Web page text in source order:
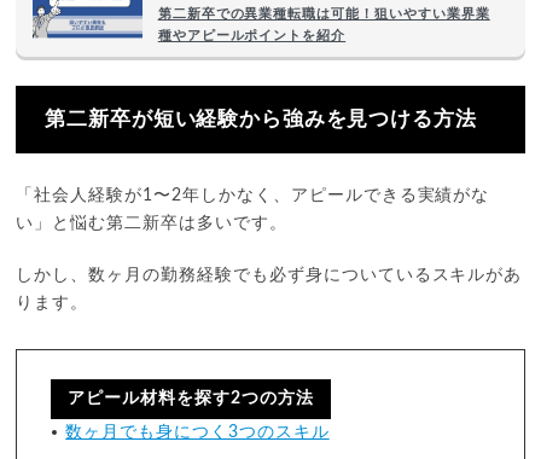
第二新卒での異業種転職は可能！狙いやすい業界業
種やアピールポイントを紹介
第二新卒が短い経験から強みを見つける方法
「社会人経験が1〜2年しかなく、アピールできる実績がな
い」と悩む第二新卒は多いです。
しかし、数ヶ月の勤務経験でも必ず身についているスキルがあ
ります。
アピール材料を探す2つの方法
数ヶ月でも身につく3つのスキル